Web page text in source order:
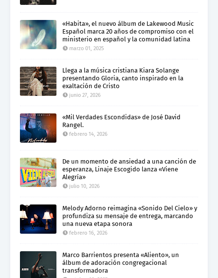
«Habita», el nuevo álbum de Lakewood Music
Español marca 20 años de compromiso con el
ministerio en español y la comunidad latina
marzo 01, 2025
Llega a la música cristiana Kiara Solange
presentando Gloria, canto inspirado en la
exaltación de Cristo
junio 27, 2026
«Mil Verdades Escondidas» de José David
Rangel.
febrero 14, 2026
De un momento de ansiedad a una canción de
esperanza, Linaje Escogido lanza «Viene
Alegría»
julio 10, 2026
Melody Adorno reimagina «Sonido Del Cielo» y
profundiza su mensaje de entrega, marcando
una nueva etapa sonora
febrero 16, 2026
Marco Barrientos presenta «Aliento», un
álbum de adoración congregacional
transformadora